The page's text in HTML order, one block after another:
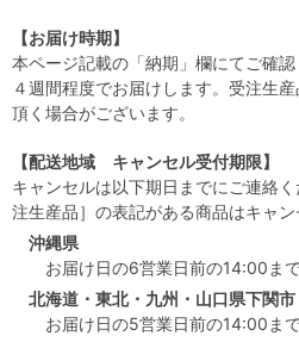
【お届け時期】
本ページ記載の「納期」欄にてご確
４週間程度でお届けします。受注生
頂く場合がございます。
【配送地域 キャンセル受付期限】
キャンセルは以下期日までにご連絡
注生産品］の表記がある商品はキャン
沖縄県
お届け日の6営業日前の14:00ま
北海道・東北・九州・山口県下関市
お届け日の5営業日前の14:00ま